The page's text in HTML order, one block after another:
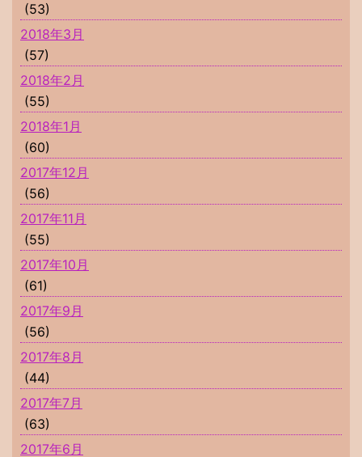
(53)
2018年3月
(57)
2018年2月
(55)
2018年1月
(60)
2017年12月
(56)
2017年11月
(55)
2017年10月
(61)
2017年9月
(56)
2017年8月
(44)
2017年7月
(63)
2017年6月